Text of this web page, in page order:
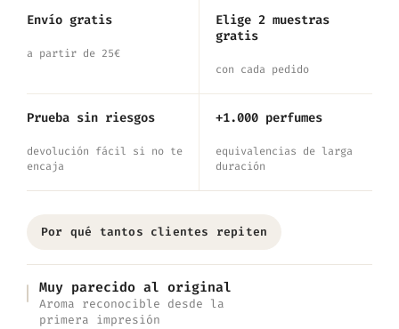
Inspirado
&
Bergamot
cantidad
Envío gratis
a partir de 25€
Elige 2 muestras
gratis
con cada pedido
Prueba sin riesgos
devolución fácil si no te
encaja
+1.000 perfumes
equivalencias de larga
duración
Por qué tantos clientes repiten
Muy parecido al original
Aroma reconocible desde la
primera impresión